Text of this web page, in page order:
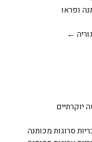
ופראו
←
יוקרתיים
סרוגות מכותנה